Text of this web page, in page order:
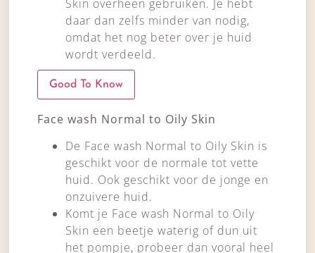
Skin overheen gebruiken. Je hebt
daar dan zelfs minder van nodig,
omdat het nog beter over je huid
wordt verdeeld.
Good To Know
Face wash Normal to Oily Skin
De Face wash Normal to Oily Skin is
geschikt voor de normale tot vette
huid. Ook geschikt voor de jonge en
onzuivere huid.
Komt je Face wash Normal to Oily
Skin een beetje waterig of dun uit
het pompje, probeer dan vooral heel